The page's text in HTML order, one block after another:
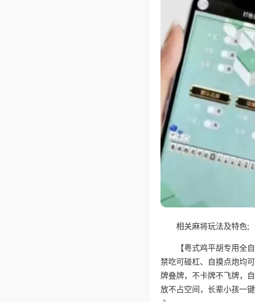
相关麻将玩法及特色;
【粤式鸡平胡专用全
禁吃可碰杠、自摸点炮均
牌叠牌，不卡牌不飞牌，
放不占空间，长辈小孩一